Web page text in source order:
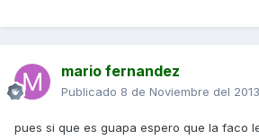
mario fernandez
Publicado 8 de Noviembre del 2013
pues si que es guapa espero que la faco